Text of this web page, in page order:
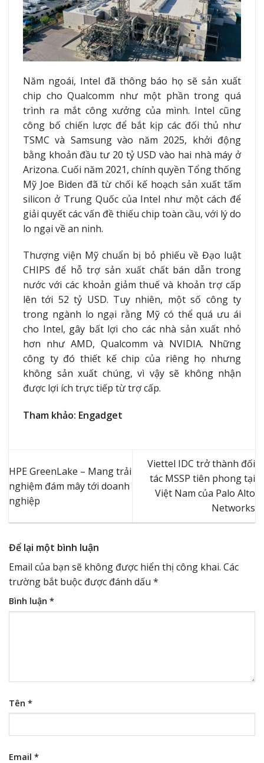
Năm ngoái, Intel đã thông báo họ sẽ sản xuất
chip cho Qualcomm như một phần trong quá
trình ra mắt công xưởng của mình. Intel cũng
công bố chiến lược để bắt kịp các đối thủ như
TSMC và Samsung vào năm 2025, khởi động
bằng khoản đầu tư 20 tỷ USD vào hai nhà máy ở
Arizona. Cuối năm 2021, chính quyền Tổng thống
Mỹ Joe Biden đã từ chối kế hoạch sản xuất tấm
silicon ở Trung Quốc của Intel như một cách để
giải quyết các vấn đề thiếu chip toàn cầu, với lý do
lo ngại về an ninh.
Thượng viện Mỹ chuẩn bị bỏ phiếu về Đạo luật
CHIPS để hỗ trợ sản xuất chất bán dẫn trong
nước với các khoản giảm thuế và khoản trợ cấp
lên tới 52 tỷ USD. Tuy nhiên, một số công ty
trong ngành lo ngại rằng Mỹ có thể quá ưu ái
cho Intel, gây bất lợi cho các nhà sản xuất nhỏ
hơn như AMD, Qualcomm và NVIDIA. Những
công ty đó thiết kế chip của riêng họ nhưng
không sản xuất chúng, vì vậy sẽ không nhận
được lợi ích trực tiếp từ trợ cấp.
Tham khảo: Engadget
HPE GreenLake – Mang trải
nghiệm đám mây tới doanh
nghiệp
Viettel IDC trở thành đối
tác MSSP tiên phong tại
Việt Nam của Palo Alto
Networks
Để lại một bình luận
Email của bạn sẽ không được hiển thị công khai. Các
trường bắt buộc được đánh dấu *
Bình luận *
Tên *
Email *